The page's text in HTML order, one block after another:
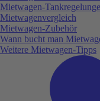
Mietwagen-
Mietwagenvergleich
Mietwagen-Zubehör
Wann bucht man
Weitere Mietwagen-Tipps